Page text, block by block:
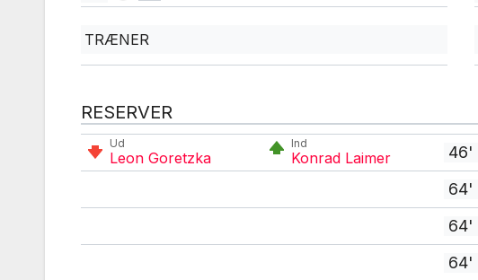
TRÆNER
RESERVER
Ud
Leon Goretzka
Ind
Konrad Laimer
46'
64'
64'
64'